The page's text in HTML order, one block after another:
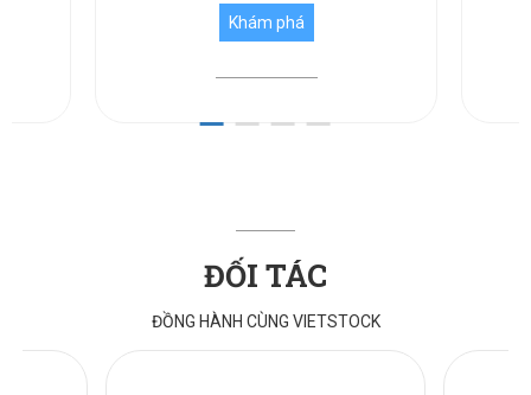
Khám phá
ĐỐI TÁC
ĐỒNG HÀNH CÙNG VIETSTOCK